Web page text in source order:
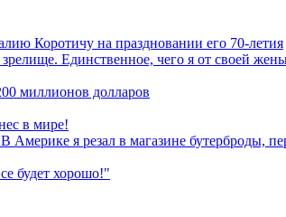
Коротичу на праздновании его 70-летия
Единственное, чего я от своей жены
миллионов долларов
в мире!
я резал в магазине бутерброды,
будет хорошо!"